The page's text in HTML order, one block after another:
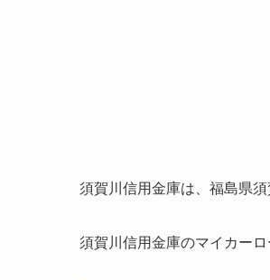
須賀川信用金庫は、福島県
須賀川信用金庫のマイカー